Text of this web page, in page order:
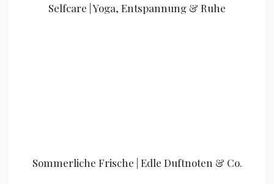
Selfcare | Yoga, Entspannung & Ruhe
Sommerliche Frische | Edle Duftnoten & Co.